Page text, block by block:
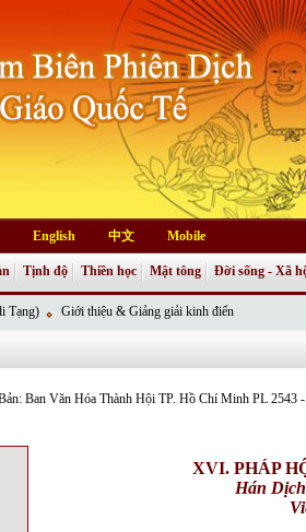
English 中文 Mobile
Tạng) Giới thiệu & Giảng giải kinh điển
Tịnh độ Thiền học Mật tông Đời sống - Xã
Ban Văn Hóa Thành Hội TP. Hồ Chí Minh PL 2543
XVI. PHÁP
Hán